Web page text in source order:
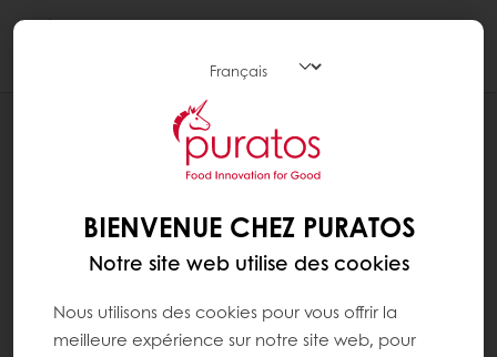
RECETTES
BOULE DE BERLIN
BIENVENUE CHEZ PURATOS
Notre site web utilise des cookies
Nous utilisons des cookies pour vous offrir la
meilleure expérience sur notre site web, pour